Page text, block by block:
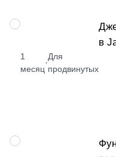
НАВЫК
1
месяц
·
Для
продвинутых
в
НАВЫК